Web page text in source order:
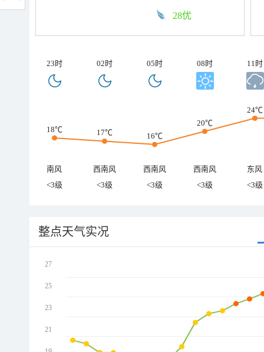
28优
23时 02时 05时 08时 11时
18℃ 17℃ 16℃
20℃
24℃
南风 西南风 西南风 西南风
东风
<3级
<3级 <3级 <3级 <3级
整点天气实况
27
25
23
21